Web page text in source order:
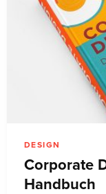
DESIGN
Corporate
Handbuch